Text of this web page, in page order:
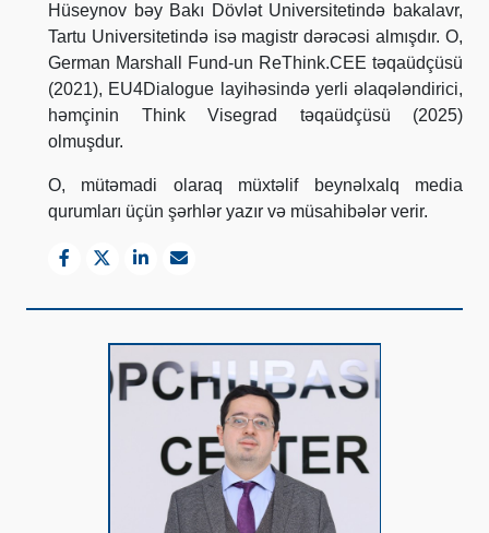
Hüseynov bəy Bakı Dövlət Universitetində bakalavr,
Tartu Universitetində isə magistr dərəcəsi almışdır. O,
German Marshall Fund-un ReThink.CEE təqaüdçüsü
(2021), EU4Dialogue layihəsində yerli əlaqələndirici,
həmçinin Think Visegrad təqaüdçüsü (2025)
olmuşdur.
O, mütəmadi olaraq müxtəlif beynəlxalq media
qurumları üçün şərhlər yazır və müsahibələr verir.